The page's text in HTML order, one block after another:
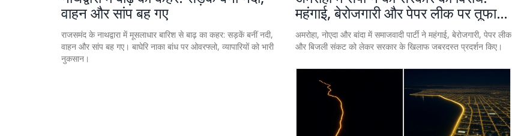
वाहन और सांप बह गए
राजसमंद के नाथद्वारा में मूसलाधार बारिश से बाढ़ का कहर: सड़कें बनीं नदी,
वाहन और सांप बह गए। बाघेरि नाका बांध पर ओवरफ्लो, व्यापारियों को भारी
नुकसान।
महंगाई, बेरोजगारी और पेपर लीक पर तूफानी
प्रदर्शन
अमरोहा, नोएदा और बांदा में समाजवादी पार्टी ने महंगाई, बेरोजगारी, पेपर लीक
और बिजली संकट को लेकर सरकार के खिलाफ जबरदस्त प्रदर्शन किए।